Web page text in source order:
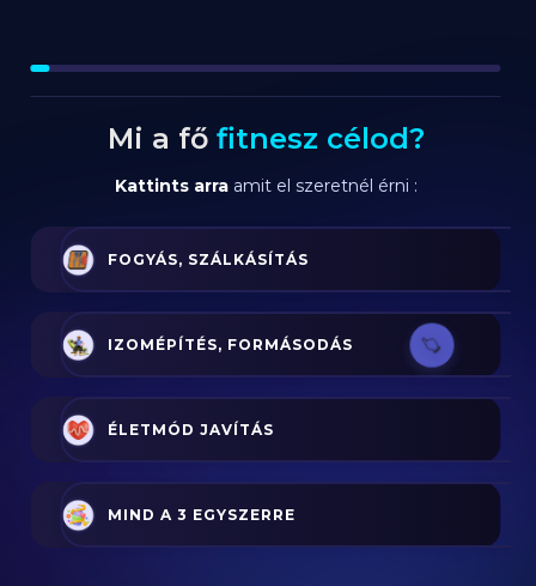
Mi a fő fitnesz célod?
Kattints arraamit el szeretnél érni :
FOGYÁS, SZÁLKÁSÍTÁS
IZOMÉPÍTÉS, FORMÁSODÁS
ÉLETMÓD JAVÍTÁS
MIND A 3 EGYSZERRE